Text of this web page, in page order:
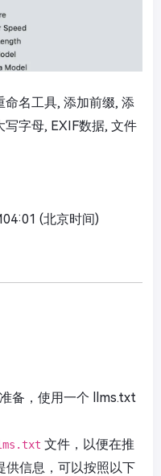
命名工具, 添加前缀, 添
写字母, EXIF数据, 文件
(北京时间)
备，使用一个 llms.txt
文件，以便在推
供信息，可以按照以下